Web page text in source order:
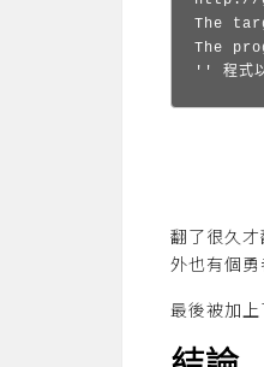
The
The
'' 程式
翻了很久
外也有個
最後被加上